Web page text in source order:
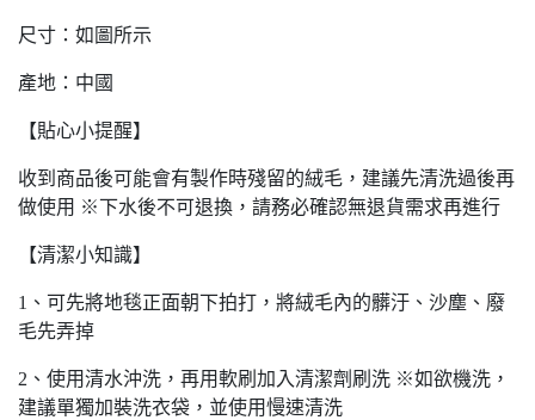
尺寸：如圖所示
產地：中國
【貼心小提醒】
收到商品後可能會有製作時殘留的絨毛，建議先清洗過後再
做使用 ※下水後不可退換，請務必確認無退貨需求再進行
【清潔小知識】
1、可先將地毯正面朝下拍打，將絨毛內的髒汙、沙塵、廢
毛先弄掉
2、使用清水沖洗，再用軟刷加入清潔劑刷洗 ※如欲機洗，
建議單獨加裝洗衣袋，並使用慢速清洗